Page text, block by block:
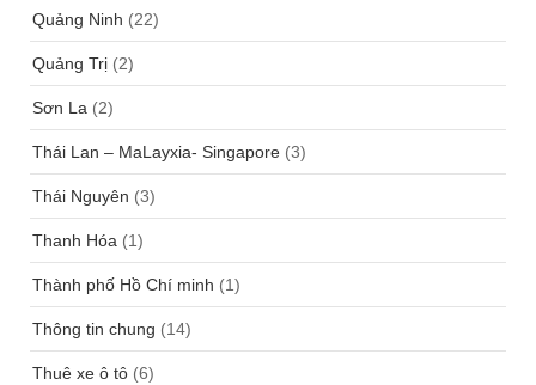
Quảng Ninh (22)
Quảng Trị (2)
Sơn La (2)
Thái Lan – MaLayxia- Singapore (3)
Thái Nguyên (3)
Thanh Hóa (1)
Thành phố Hồ Chí minh (1)
Thông tin chung (14)
Thuê xe ô tô (6)